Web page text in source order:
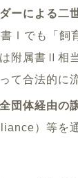
ーによる二
Ⅰでも「飼
附属書Ⅱ相
て合法的に
団体経由の
）等を